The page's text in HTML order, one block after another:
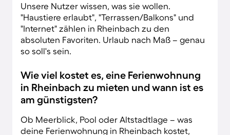
Unsere Nutzer wissen, was sie wollen.
"Haustiere erlaubt", "Terrassen/Balkons" und
"Internet" zählen in Rheinbach zu den
absoluten Favoriten. Urlaub nach Maß – genau
so soll's sein.
Wie viel kostet es, eine Ferienwohnung
in Rheinbach zu mieten und wann ist es
am günstigsten?
Ob Meerblick, Pool oder Altstadtlage – was
deine Ferienwohnung in Rheinbach kostet,